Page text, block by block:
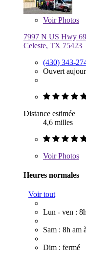
VoirPhotos
7997 N US Hwy 69
Celeste, TX 75423
(430) 343-
Ouvert
Distance estimée
4,6 milles
VoirPhotos
Heures normales
Voir tout
Lun - ven :
Sam : 8h am
Dim : fermé